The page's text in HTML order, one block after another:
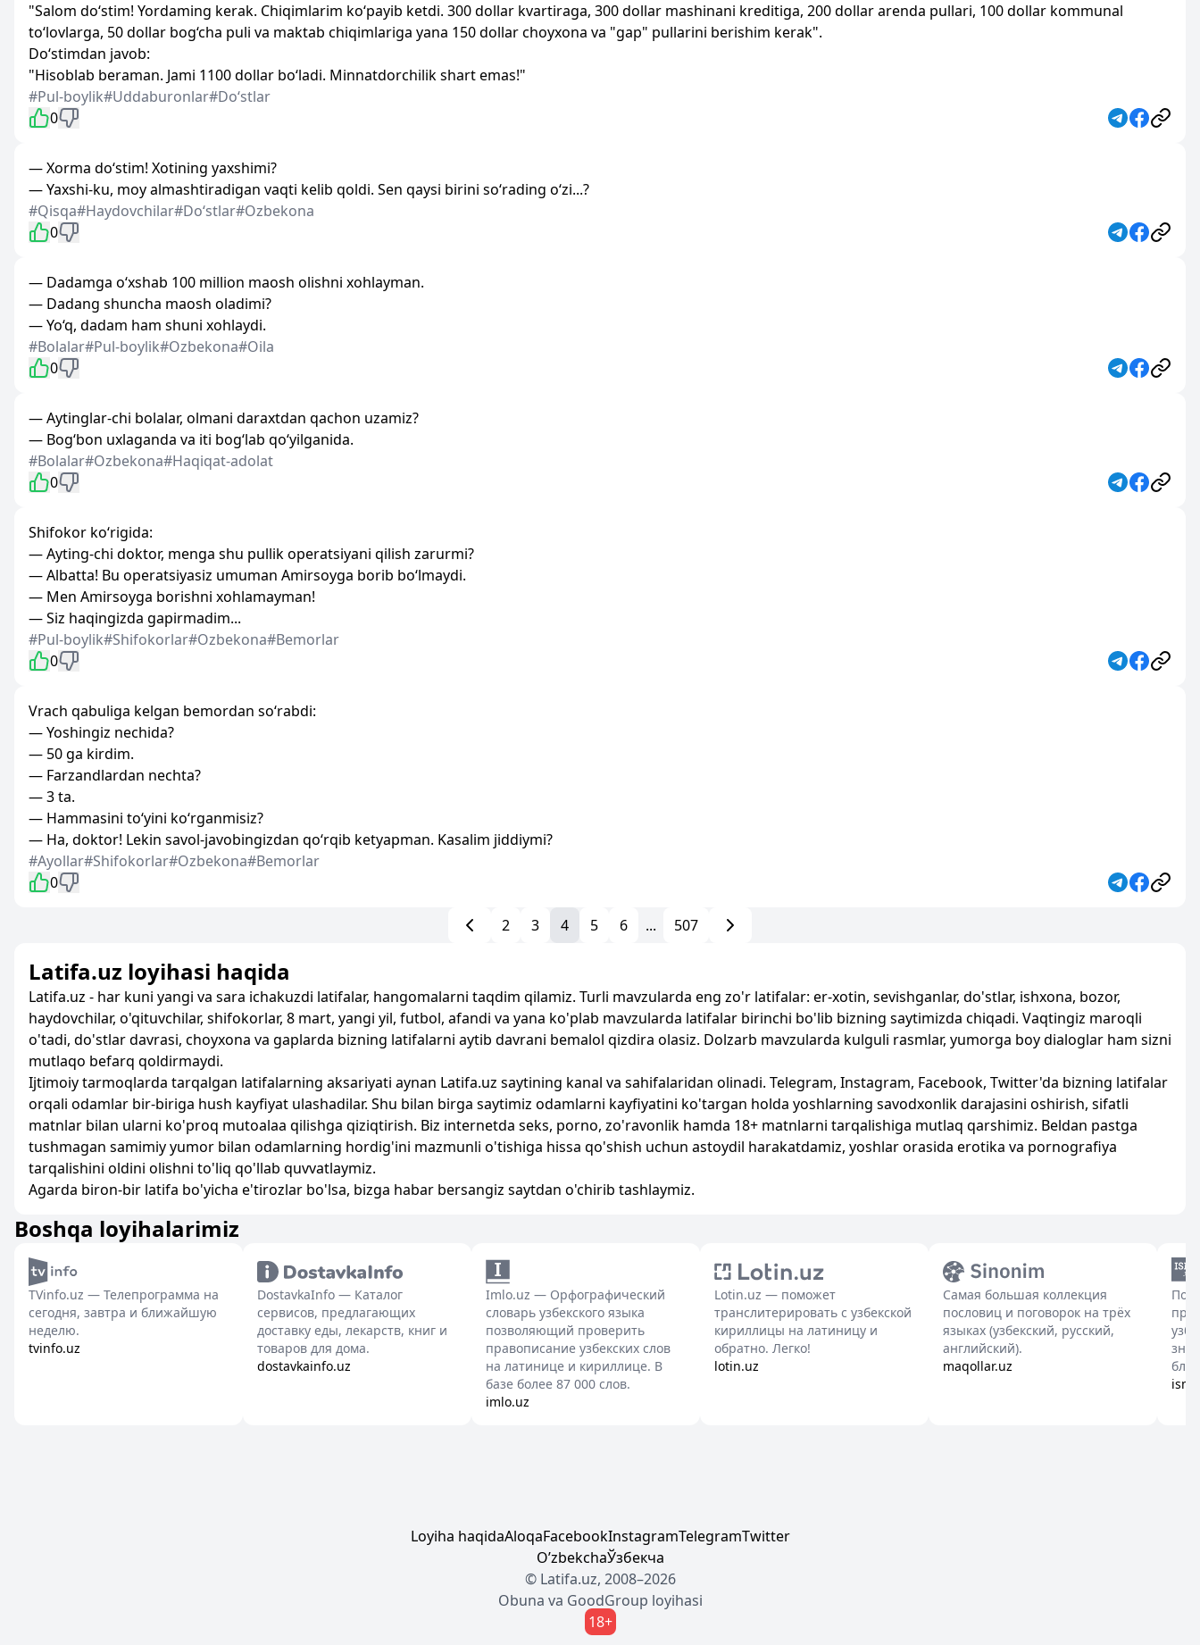
"Salom do‘stim! Yordaming kerak. Chiqimlarim ko‘payib ketdi. 300 dollar kvartiraga, 300 dollar mashinani kreditiga, 200 dollar arenda pullari, 100 dollar kommunal
to‘lovlarga, 50 dollar bog‘cha puli va maktab chiqimlariga yana 150 dollar choyxona va "gap" pullarini berishim kerak".
Do‘stimdan javob:
"Hisoblab beraman. Jami 1100 dollar bo‘ladi. Minnatdorchilik shart emas!"
#Pul-boylik#Uddaburonlar#Doʻstlar
0
— Xorma do‘stim! Xotining yaxshimi?
— Yaxshi-ku, moy almashtiradigan vaqti kelib qoldi. Sen qaysi birini so‘rading o‘zi...?
#Qisqa#Haydovchilar#Doʻstlar#Ozbekona
0
— Dadamga o‘xshab 100 million maosh olishni xohlayman.
— Dadang shuncha maosh oladimi?
— Yo‘q, dadam ham shuni xohlaydi.
#Bolalar#Pul-boylik#Ozbekona#Oila
0
— Aytinglar-chi bolalar, olmani daraxtdan qachon uzamiz?
— Bog‘bon uxlaganda va iti bog‘lab qo‘yilganida.
#Bolalar#Ozbekona#Haqiqat-adolat
0
Shifokor ko‘rigida:
— Ayting-chi doktor, menga shu pullik operatsiyani qilish zarurmi?
— Albatta! Bu operatsiyasiz umuman Amirsoyga borib bo‘lmaydi.
— Men Amirsoyga borishni xohlamayman!
— Siz haqingizda gapirmadim...
#Pul-boylik#Shifokorlar#Ozbekona#Bemorlar
0
Vrach qabuliga kelgan bemordan so‘rabdi:
— Yoshingiz nechida?
— 50 ga kirdim.
— Farzandlardan nechta?
— 3 ta.
— Hammasini to‘yini ko‘rganmisiz?
— Ha, doktor! Lekin savol-javobingizdan qo‘rqib ketyapman. Kasalim jiddiymi?
#Ayollar#Shifokorlar#Ozbekona#Bemorlar
0
2 3 4 5 6 ... 507
Latifa.uz loyihasi haqida
Latifa.uz - har kuni yangi va sara ichakuzdi latifalar, hangomalarni taqdim qilamiz. Turli mavzularda eng zo'r latifalar: er-xotin, sevishganlar, do'stlar, ishxona, bozor,
haydovchilar, o'qituvchilar, shifokorlar, 8 mart, yangi yil, futbol, afandi va yana ko'plab mavzularda latifalar birinchi bo'lib bizning saytimizda chiqadi. Vaqtingiz maroqli
o'tadi, do'stlar davrasi, choyxona va gaplarda bizning latifalarni aytib davrani bemalol qizdira olasiz. Dolzarb mavzularda kulguli rasmlar, yumorga boy dialoglar ham sizni
mutlaqo befarq qoldirmaydi.
Ijtimoiy tarmoqlarda tarqalgan latifalarning aksariyati aynan Latifa.uz saytining kanal va sahifalaridan olinadi. Telegram, Instagram, Facebook, Twitter'da bizning latifalar
orqali odamlar bir-biriga hush kayfiyat ulashadilar. Shu bilan birga saytimiz odamlarni kayfiyatini ko'targan holda yoshlarning savodxonlik darajasini oshirish, sifatli
matnlar bilan ularni ko'proq mutoalaa qilishga qiziqtirish. Biz internetda seks, porno, zo'ravonlik hamda 18+ matnlarni tarqalishiga mutlaq qarshimiz. Beldan pastga
tushmagan samimiy yumor bilan odamlarning hordig'ini mazmunli o'tishiga hissa qo'shish uchun astoydil harakatdamiz, yoshlar orasida erotika va pornografiya
tarqalishini oldini olishni to'liq qo'llab quvvatlaymiz.
Agarda biron-bir latifa bo'yicha e'tirozlar bo'lsa, bizga habar bersangiz saytdan o'chirib tashlaymiz.
Boshqa loyihalarimiz
TVinfo.uz — Телепрограмма на
сегодня, завтра и ближайшую
неделю.
tvinfo.uz
DostavkaInfo — Каталог
сервисов, предлагающих
доставку еды, лекарств, книг и
товаров для дома.
dostavkainfo.uz
Imlo.uz — Орфографический
словарь узбекского языка
позволяющий проверить
правописание узбекских слов
на латинице и кириллице. В
базе более 87 000 слов.
imlo.uz
Lotin.uz — поможет
транслитерировать с узбекской
кириллицы на латиницу и
обратно. Легко!
lotin.uz
Самая большая коллекция
пословиц и поговорок на трёх
языках (узбекский, русский,
английский).
maqollar.uz
Loyiha haqidaAloqaFacebookInstagramTelegramTwitter
OʼzbekchaЎзбекча
© Latifa.uz, 2008–2026
Obuna va GoodGroup loyihasi
18+